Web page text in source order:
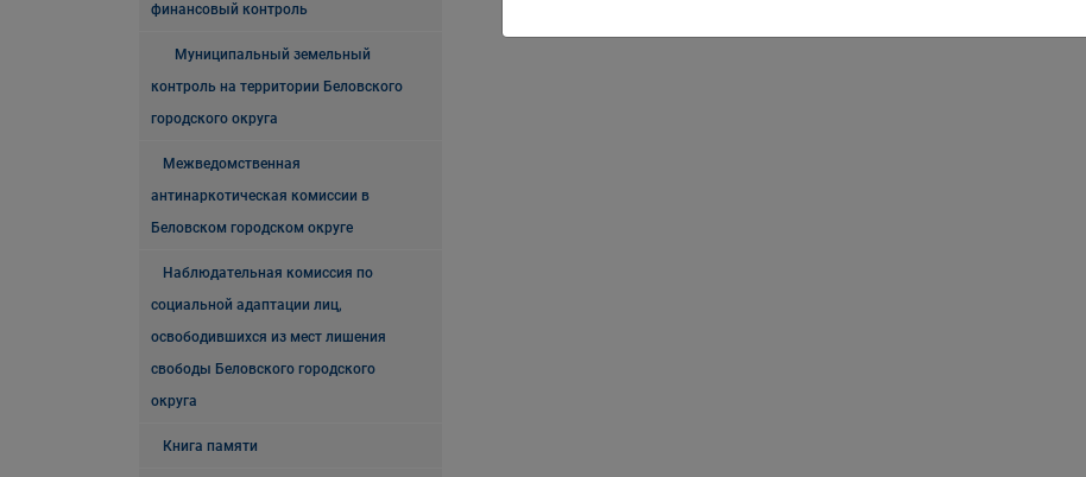
финансовый контроль
Муниципальный земельный
контроль на территории Беловского
городского округа
Межведомственная
антинаркотическая комиссии в
Беловском городском округе
Наблюдательная комиссия по
социальной адаптации лиц,
освободившихся из мест лишения
свободы Беловского городского
округа
Книга памяти